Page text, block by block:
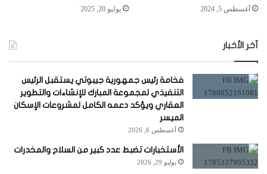
أغسطس 5, 2024 يوليو 20, 2025
آخر الأخبار
فخامة رئيس جمهورية جيبوتي يستقبل الرئيس
التنفيذي لمجموعة المبارك للإنشاءات والتطوير
العقاري ويؤكد دعمه الكامل لمشروعات الإسكان
الميسر
أغسطس 6, 2026
الأستخبارات تضبط عدد كبير من السلاح والمخدرات
يوليو 29, 2026